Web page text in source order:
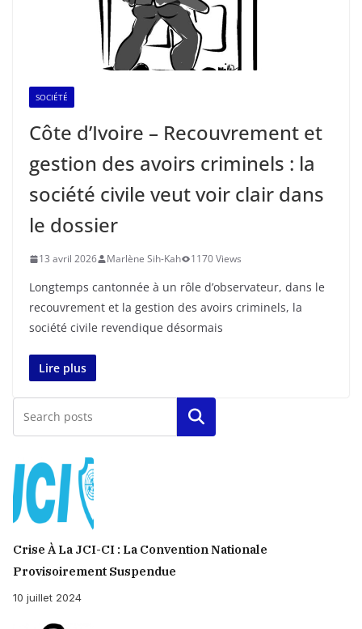
SOCIÉTÉ
Côte d’Ivoire – Recouvrement et
gestion des avoirs criminels : la
société civile veut voir clair dans
le dossier
13 avril 2026 Marlène Sih-Kah 1170 Views
Longtemps cantonnée à un rôle d’observateur, dans le
recouvrement et la gestion des avoirs criminels, la
société civile revendique désormais
Lire plus
Rechercher
Crise À La JCI-CI : La Convention Nationale
Provisoirement Suspendue
10 juillet 2024